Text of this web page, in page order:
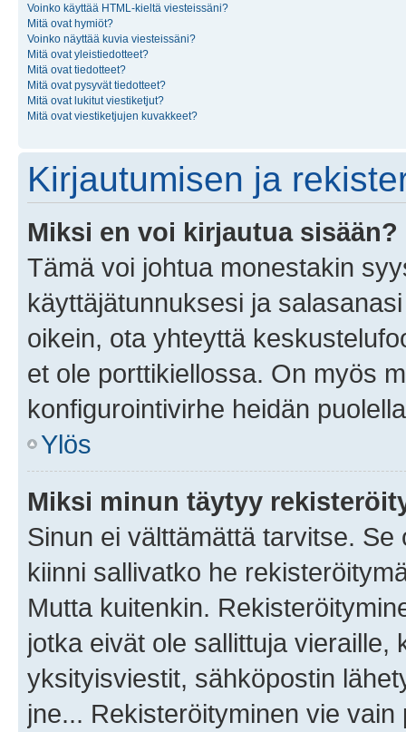
Voinko käyttää HTML-kieltä viesteissäni?
Mitä ovat hymiöt?
Voinko näyttää kuvia viesteissäni?
Mitä ovat yleistiedotteet?
Mitä ovat tiedotteet?
Mitä ovat pysyvät tiedotteet?
Mitä ovat lukitut viestiketjut?
Mitä ovat viestiketjujen kuvakkeet?
Kirjautumisen ja
Miksi en voi kirjautua sisään?
Tämä voi johtua monestakin
käyttäjätunnuksesi ja
oikein, ota yhteyttä
et ole porttikiellossa. On myös
konfigurointivirhe heidän
Ylös
Miksi minun täytyy
Sinun ei välttämättä tarvitse.
kiinni sallivatko he
Mutta kuitenkin.
jotka eivät ole sallittuja vieraille,
yksityisviestit, sähköpostin
jne... Rekisteröityminen vie